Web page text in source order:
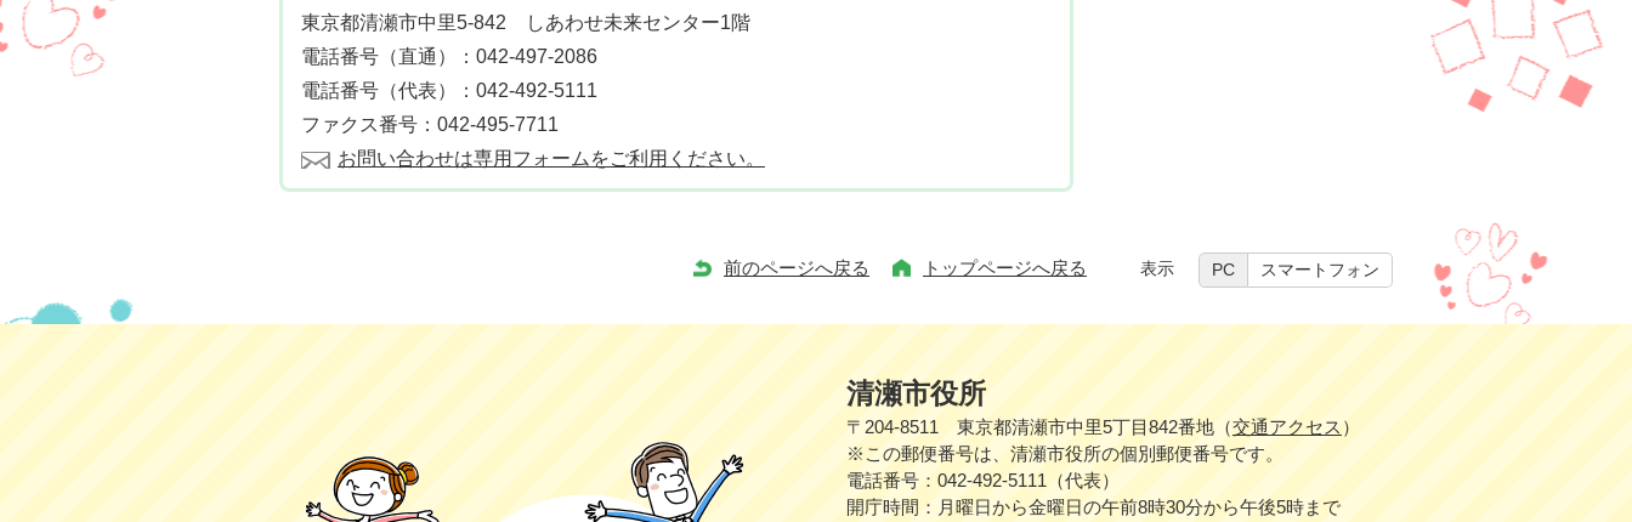
東京都清瀬市中里5-842 しあわせ未来センター1階
電話番号（直通）：042-497-2086
電話番号（代表）：042-492-5111
ファクス番号：042-495-7711
お問い合わせは専用フォームをご利用ください。
前のページへ戻る トップページへ戻る 表示 PC スマートフォン
清瀬市役所
〒204-8511 東京都清瀬市中里5丁目842番地（交通アクセス ）
※この郵便番号は、清瀬市役所の個別郵便番号です。
電話番号：042-492-5111（代表）
開庁時間：月曜日から金曜日の午前8時30分から午後5時まで